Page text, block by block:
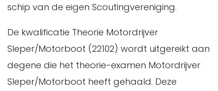
schip van de eigen Scoutingvereniging.
De kwalificatie Theorie Motordrijver
Sleper/Motorboot (22102) wordt uitgereikt aan
degene die het theorie-examen Motordrijver
Sleper/Motorboot heeft gehaald. Deze